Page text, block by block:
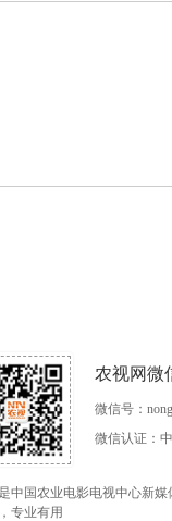
农视网微
微信号：
微信认证：
中国农业电影电视中心新
专业有用